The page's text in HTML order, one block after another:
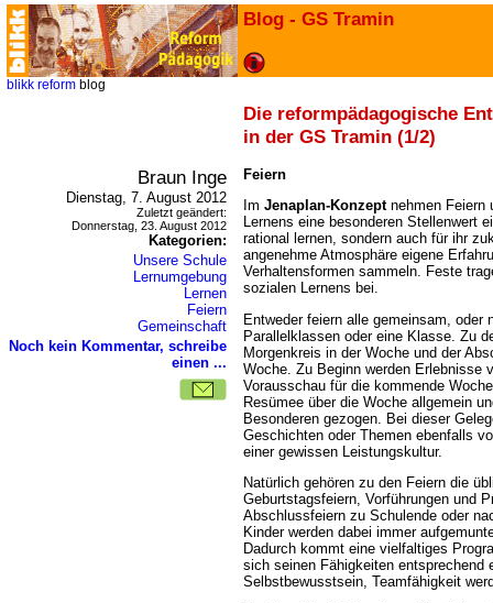
Blog - GS Tramin
blikk reform blog
Die reformpädagogische
in der GS Tramin (1/2)
Braun Inge
Dienstag, 7. August 2012
Zuletzt geändert:
Donnerstag, 23. August 2012
Kategorien:
Unsere Schule
Lernumgebung
Lernen
Feiern
Gemeinschaft
Noch kein Kommentar, schreibe
einen ...
Feiern
Im Jenaplan-Konzeptnehmen Feiern
Lernens eine besonderen Stellenwert
rational lernen, sondern auch für ihr
angenehme Atmosphäre eigene
Verhaltensformen sammeln. Feste
sozialen Lernens bei.
Entweder feiern alle gemeinsam, oder
Parallelklassen oder eine Klasse. Zu
Morgenkreis in der Woche und der
Woche. Zu Beginn werden Erlebnisse
Vorausschau für die kommende
Resümee über die Woche allgemein
Besonderen gezogen. Bei dieser
Geschichten oder Themen ebenfalls
einer gewissen Leistungskultur.
Natürlich gehören zu den Feiern die
Geburtstagsfeiern, Vorführungen und
Abschlussfeiern zu Schulende oder
Kinder werden dabei immer
Dadurch kommt eine vielfaltiges
sich seinen Fähigkeiten entsprechend
Selbstbewusstsein, Teamfähigkeit